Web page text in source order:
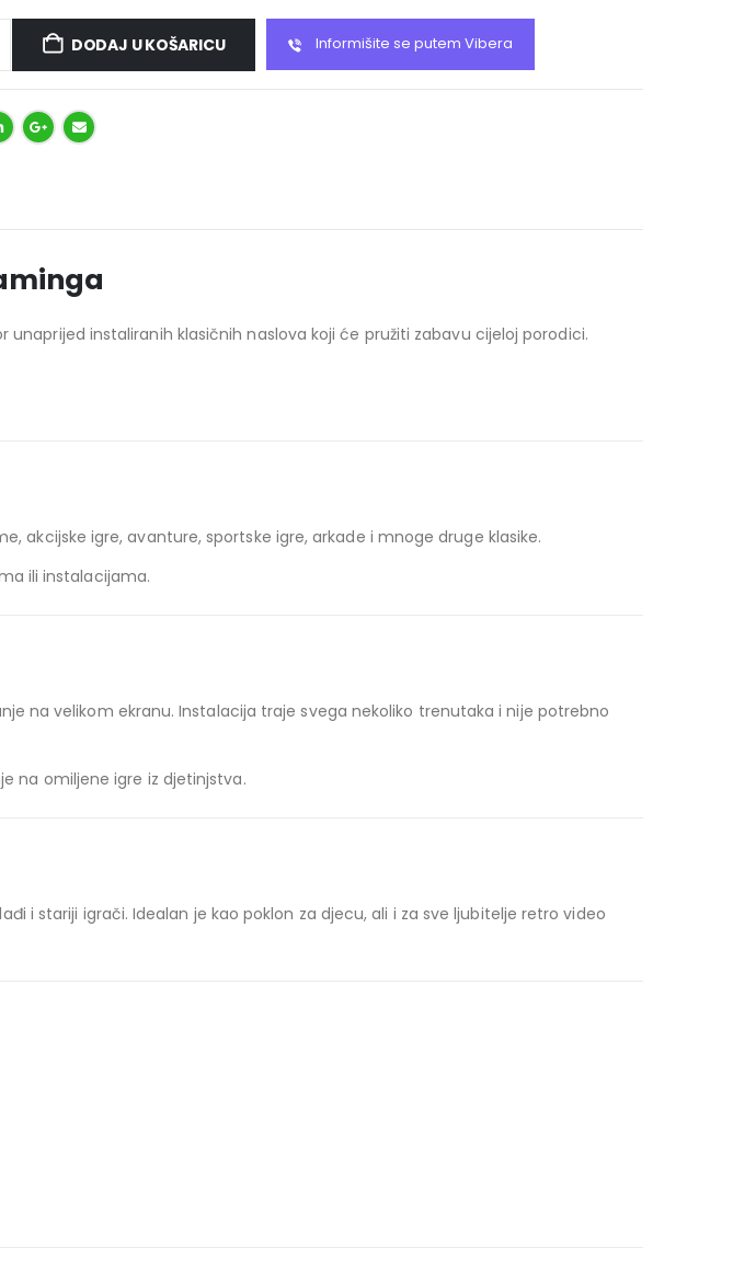
DODAJ U KOŠARICU Informišite se putem Vibera
instaliranih klasičnih naslova koji će pružiti zabavu cijeloj porodici.
akcijske igre, avanture, sportske igre, arkade i mnoge druge klasike.
ili instalacijama.
na velikom ekranu. Instalacija traje svega nekoliko trenutaka i nije potrebno
na omiljene igre iz djetinjstva.
i stariji igrači. Idealan je kao poklon za djecu, ali i za sve ljubitelje retro video